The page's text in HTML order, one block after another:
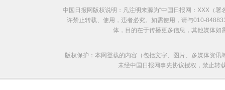
中国日报网版权说明：凡注明来源为“中国日报网：XXX（
许禁止转载、使用，违者必究。如需使用，请与010-
体，目的在于传播更多信息，其他媒体
版权保护：本网登载的内容（包括文字、图片、多媒体资
未经中国日报网事先协议授权，禁止转